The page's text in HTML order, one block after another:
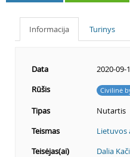
Informacija Turinys
Data
2020-09-
Rūšis
Civilinė
Tipas
Nutartis
Teismas
Lietuvos
Teisėjas(ai)
Dalia